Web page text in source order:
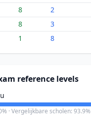
8 2
8 3
1 8
reference levels
· Vergelijkbare scholen: 93.9%